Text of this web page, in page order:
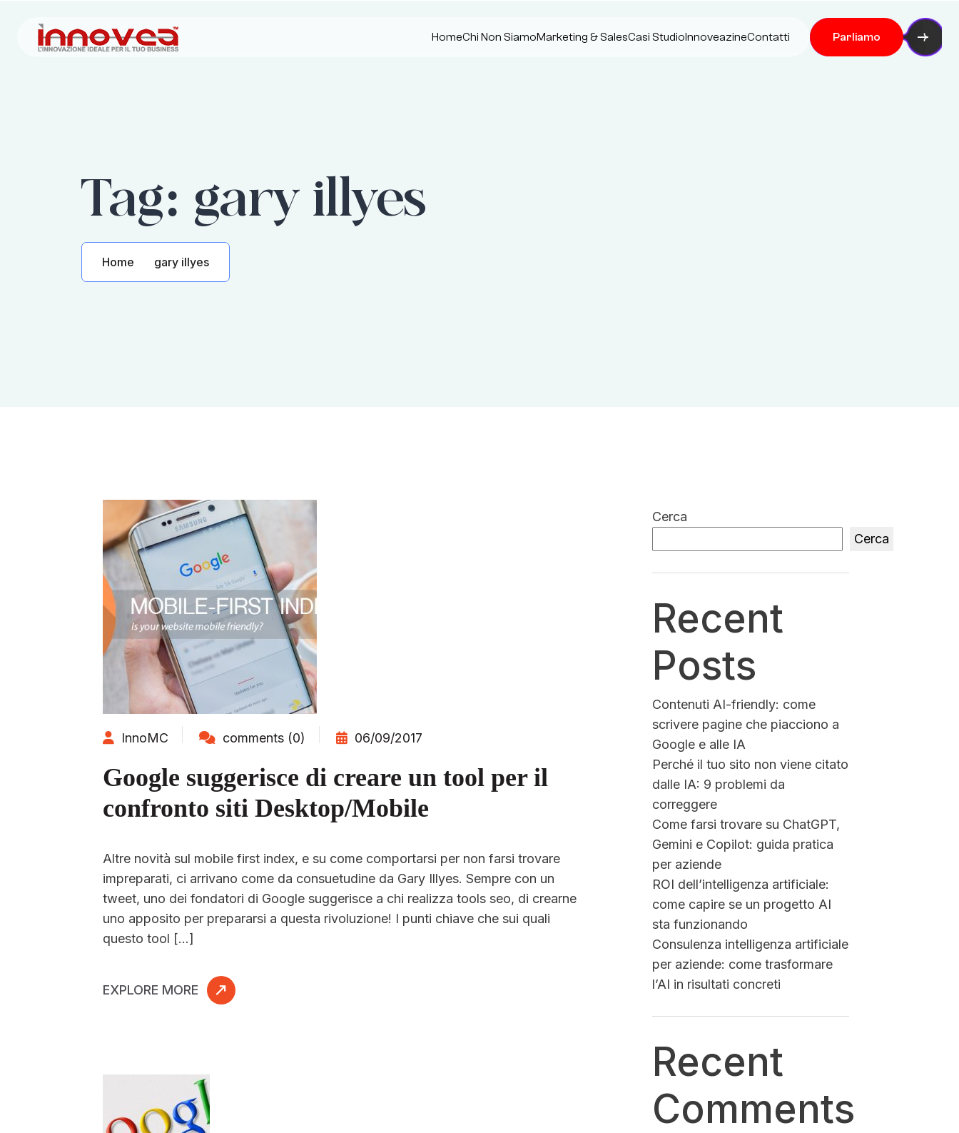
HomeChi Non SiamoMarketing & SalesCasi StudioInnoveazineContatti Parliamo
Tag: gary illyes
Home gary illyes
InnoMC comments (0) 06/09/2017
Google suggerisce di creare un tool per il
confronto siti Desktop/Mobile
Altre novità sul mobile first index, e su come comportarsi per non farsi trovare
impreparati, ci arrivano come da consuetudine da Gary Illyes. Sempre con un
tweet, uno dei fondatori di Google suggerisce a chi realizza tools seo, di crearne
uno apposito per prepararsi a questa rivoluzione! I punti chiave che sui quali
questo tool […]
EXPLORE MORE
Cerca
Cerca
Recent
Posts
Contenuti AI-friendly: come
scrivere pagine che piacciono a
Google e alle IA
Perché il tuo sito non viene citato
dalle IA: 9 problemi da
correggere
Come farsi trovare su ChatGPT,
Gemini e Copilot: guida pratica
per aziende
ROI dell’intelligenza artificiale:
come capire se un progetto AI
sta funzionando
Consulenza intelligenza artificiale
per aziende: come trasformare
l’AI in risultati concreti
Recent
Comments